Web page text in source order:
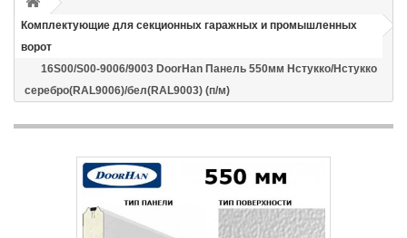
Комплектующие для секционных гаражных и промышленных
ворот
16S00/S00-9006/9003 DoorHan Панель 550мм Нстукко/Нстукко
серебро(RAL9006)/бел(RAL9003) (п/м)
Способ доставки
Время доставки: стоимость доставки по тарифам СДЭК
оплачивается при получении
Адрес если нужен
Способ оплаты*